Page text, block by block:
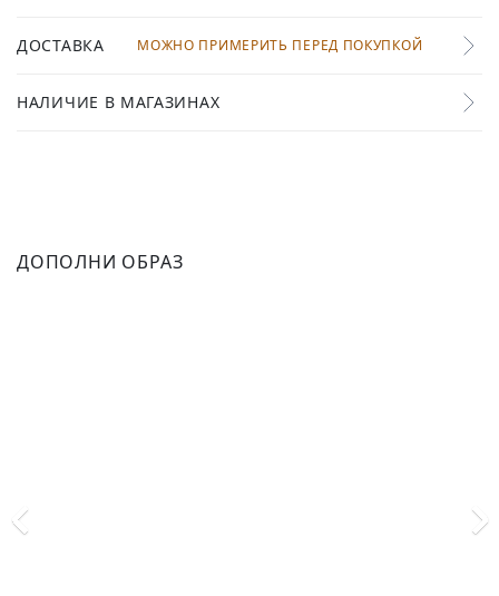
ДОСТАВКА МОЖНО ПРИМЕРИТЬ ПЕРЕД ПОКУПКОЙ
НАЛИЧИЕ В МАГАЗИНАХ
ДОПОЛНИ ОБРАЗ